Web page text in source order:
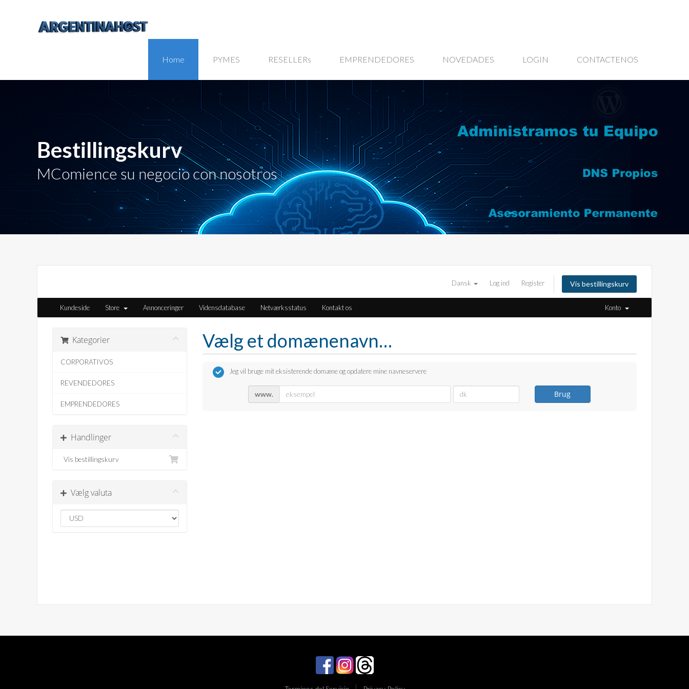
Home PYMES RESELLERs EMPRENDEDORES NOVEDADES LOGIN CONTACTENOS
Bestillingskurv
MComience su negocio con nosotros
Dansk Log ind Register Vis bestillingskurv
Kundeside Store Annonceringer Vidensdatabase Netværksstatus Kontakt os Konto
Kategorier
CORPORATIVOS
REVENDEDORES
EMPRENDEDORES
Handlinger
Vis bestillingskurv
Vælg valuta
Vælg et domænenavn…
Jeg vil bruge mit eksisterende domæne og opdatere mine navneservere
www. Brug